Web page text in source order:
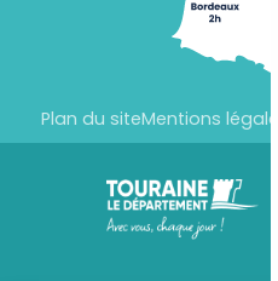
Plan du siteMentions légales